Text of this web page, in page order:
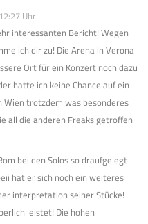
Uhr
interessanten Bericht! Wegen
ich dir zu! Die Arena in Verona
Ort für ein Konzert noch dazu
hatte ich keine Chance auf ein
Wien trotzdem was besonderes
all die anderen Freaks getroffen
bei den Solos so draufgelegt
hat er sich noch ein weiteres
interpretation seiner Stücke!
leistet! Die hohen